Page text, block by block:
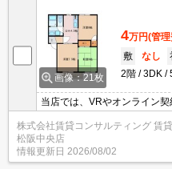
画像：21枚
4万円(管
敷
なし
2階
3DK
当店では、VRやオンライン
りWEBのみでの契約も可能
株式会社賃貸コンサルティング 賃
松阪中央店
情報更新日 2026/08/02